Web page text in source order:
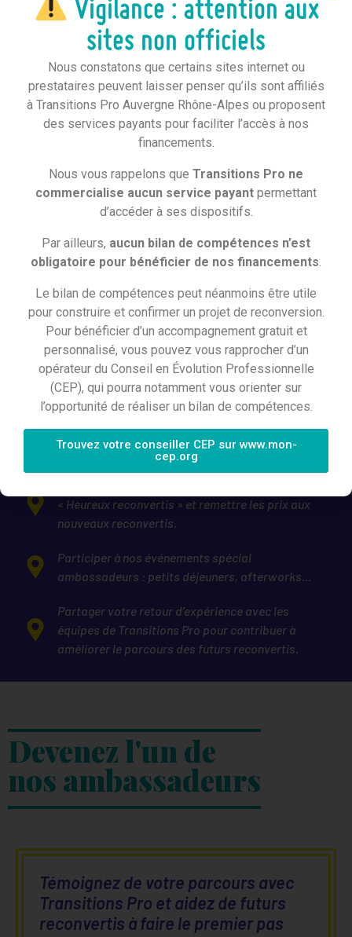
Nos ambassadeurs sont avant tout là pour
partager leur parcours sur leur changement de
métier.
Mais il n’y a pas qu’une seule façon d’être un
disponibilités, vous pouvez…
Témoigner à l’écrit, dans une vidéo ou dans un
podcast pour informer et rassurer les futurs
reconvertis.
« Heureux reconvertis » et remettre les prix aux
nouveaux reconvertis.
Participer à nos événements spécial
ambassadeurs : petits déjeuners, afterworks…
Partager votre retour d’expérience avec les
équipes de Transitions Pro pour contribuer à
améliorer le parcours des futurs reconvertis.
Devenez l'un de
nos ambassadeurs
Témoignez de votre parcours avec
Transitions Pro et aidez de futurs
reconvertis à faire le premier pas
Vigilance : attention aux
sites non officiels
Nous constatons que certains sites internet ou
prestataires peuvent laisser penser qu’ils sont affiliés
à Transitions Pro Auvergne Rhône-Alpes ou proposent
des services payants pour faciliter l’accès à nos
financements.
Nous vous rappelons que Transitions Pro ne
commercialise aucun service payant permettant
d’accéder à ses dispositifs.
Par ailleurs, aucun bilan de compétences n’est
obligatoire pour bénéficier de nos financements.
Le bilan de compétences peut néanmoins être utile
pour construire et confirmer un projet de reconversion.
Pour bénéficier d’un accompagnement gratuit et
personnalisé, vous pouvez vous rapprocher d’un
opérateur du Conseil en Évolution Professionnelle
(CEP), qui pourra notamment vous orienter sur
l’opportunité de réaliser un bilan de compétences.
Trouvez votre conseiller CEP sur www.mon-
cep.org